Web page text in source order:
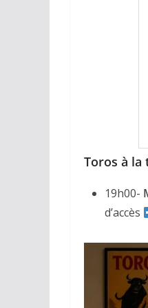
Toros à la
19h00-
d’accès